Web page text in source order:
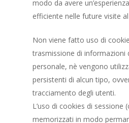
modo da avere
efficiente nelle future visite
Non viene fatto uso di
trasmissione di informazioni
personale, nè vengono
persistenti di alcun tipo,
tracciamento degli utenti.
L’uso di cookies di sessione
memorizzati in modo